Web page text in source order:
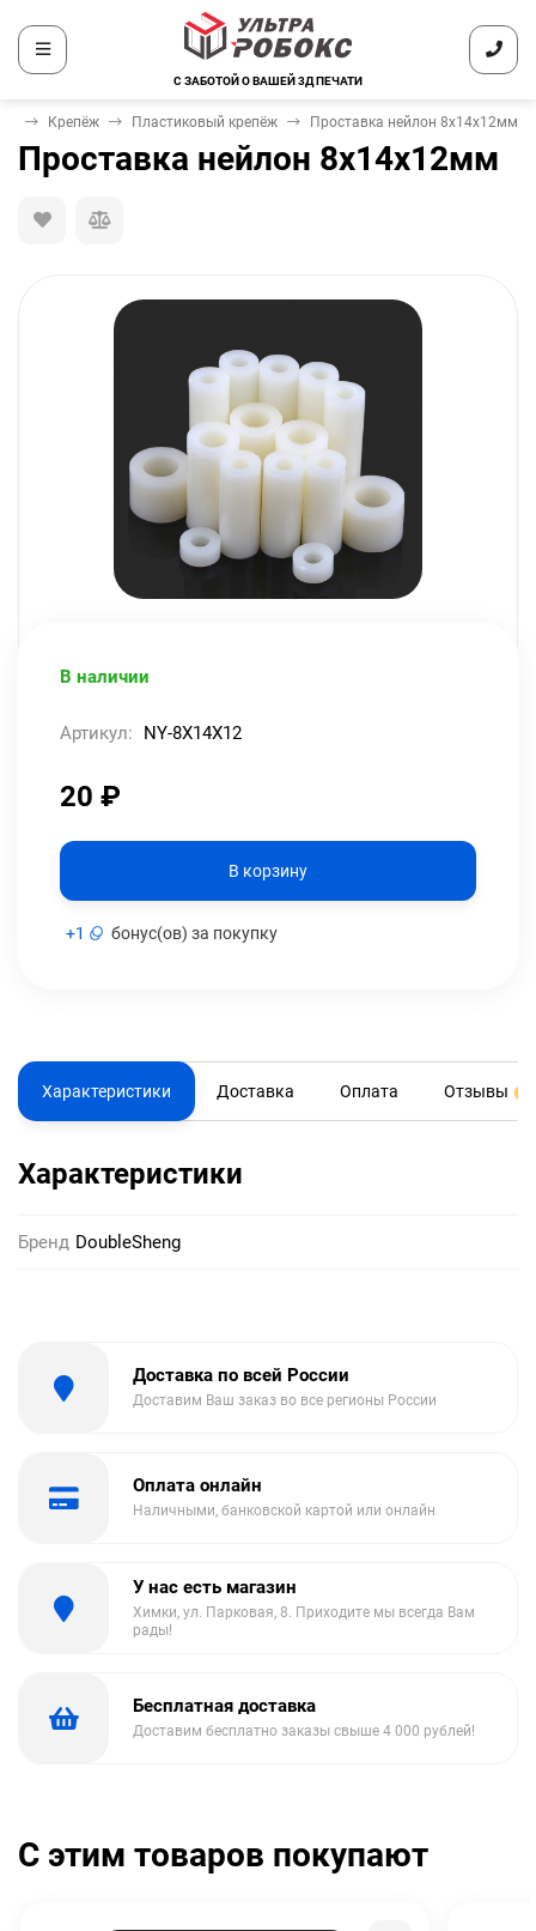
С ЗАБОТОЙ О ВАШЕЙ 3Д ПЕЧАТИ
Крепёж Пластиковый крепёж Проставка нейлон 8х14х12мм
Проставка нейлон 8х14х12мм
В наличии
Артикул: NY-8X14X12
20 ₽
В корзину
+1 бонус(ов) за покупку
Характеристики Доставка Оплата Отзывы
Характеристики
Бренд DoubleSheng
Доставка по всей России
Доставим Ваш заказ во все регионы России
Оплата онлайн
Наличными, банковской картой или онлайн
У нас есть магазин
Химки, ул. Парковая, 8. Приходите мы всегда Вам
рады!
Бесплатная доставка
Доставим бесплатно заказы свыше 4 000 рублей!
С этим товаров покупают